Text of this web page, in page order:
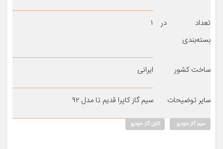
تعداد در
بسته‌بندی
۱
ساخت کشور ایرانی
سایر توضیحات سیم گاز کاپرا قدیم تا مدل ۹۲
سیم گاز خودرو کابل گاز خودرو